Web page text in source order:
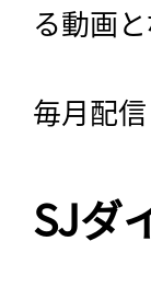
る動画と
毎月配
SJダ